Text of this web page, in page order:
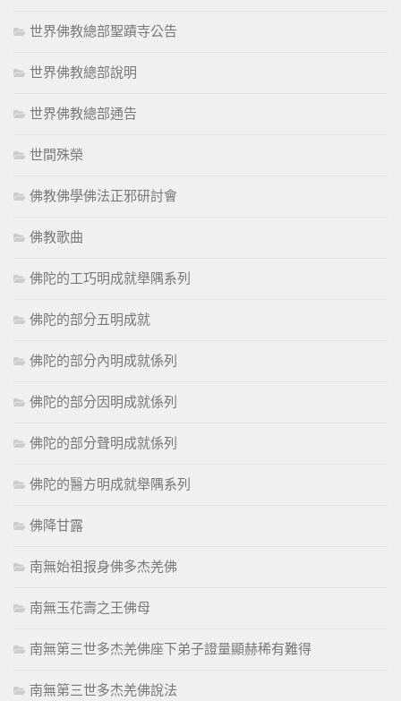
世界佛教總部聖蹟寺公告
世界佛教總部說明
世界佛教總部通告
世間殊榮
佛教佛學佛法正邪研討會
佛教歌曲
佛陀的工巧明成就舉隅系列
佛陀的部分五明成就
佛陀的部分內明成就係列
佛陀的部分因明成就係列
佛陀的部分聲明成就係列
佛陀的醫方明成就舉隅系列
佛降甘露
南無始祖报身佛多杰羌佛
南無玉花壽之王佛母
南無第三世多杰羌佛座下弟子證量顯赫稀有難得
南無第三世多杰羌佛說法